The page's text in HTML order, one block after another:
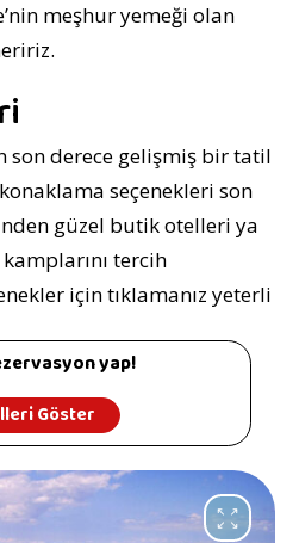
meşhur yemeği olan
son derece gelişmiş bir tatil
seçenekleri son
güzel butik otelleri ya
tercih
için tıklamanız yeterli
yap!
Göster